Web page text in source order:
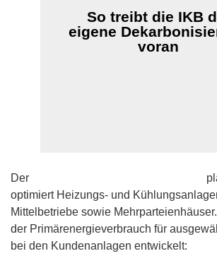
So treibt die IKB
eigene
voran
an die Fernwärme
in den Hallenbädern konnte
Gasverbrauch bereits massiv
Der
optimiert Heizungs- und
Mittelbetriebe sowie
der Primärenergieverbrauch für
bei den Kundenanlagen entwickelt: